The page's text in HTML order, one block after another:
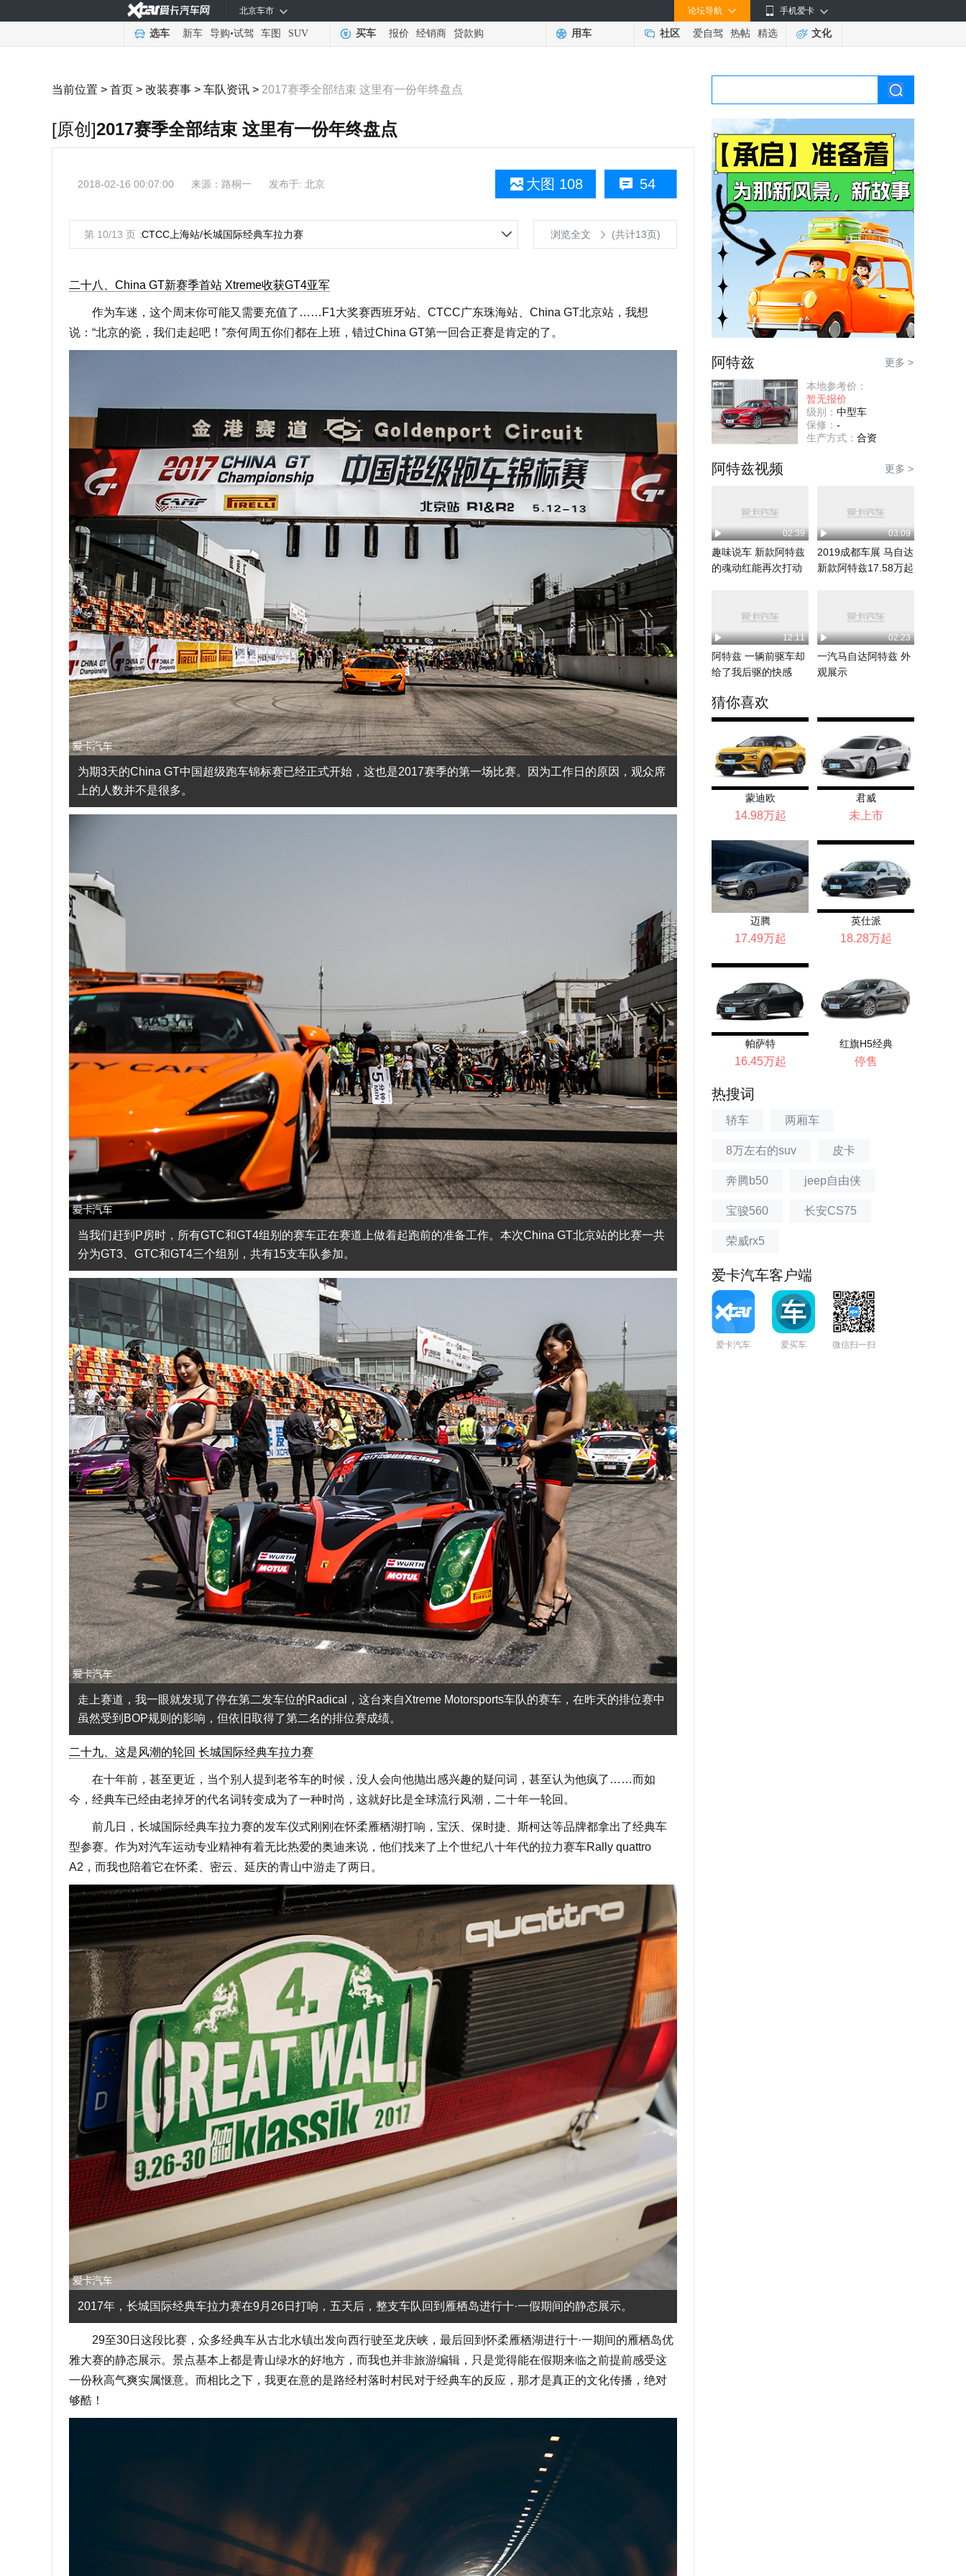
手机爱卡
论坛导航
北京车市
选车 新车 导购•试驾 车图 SUV 买车 报价 经销商 贷款购 用车 社区 爱自驾 热帖 精选 文化
当前位置 > 首页 > 改装赛事 > 车队资讯 > 2017赛季全部结束 这里有一份年终盘点
[原创]2017赛季全部结束 这里有一份年终盘点
54
大图 108
2018-02-16 00:07:00 来源： 路桐一 发布于: 北京
第 10/13 页：CTCC上海站/长城国际经典车拉力赛 浏览全文 (共计13页)
二十八、China GT新赛季首站 Xtreme收获GT4亚军
作为车迷，这个周末你可能又需要充值了……F1大奖赛西班牙站、CTCC广东珠海站、China GT北京站，我想
说：“北京的瓷，我们走起吧！”奈何周五你们都在上班，错过China GT第一回合正赛是肯定的了。
为期3天的China GT中国超级跑车锦标赛已经正式开始，这也是2017赛季的第一场比赛。因为工作日的原因，观众席
上的人数并不是很多。
当我们赶到P房时，所有GTC和GT4组别的赛车正在赛道上做着起跑前的准备工作。本次China GT北京站的比赛一共
分为GT3、GTC和GT4三个组别，共有15支车队参加。
走上赛道，我一眼就发现了停在第二发车位的Radical，这台来自Xtreme Motorsports车队的赛车，在昨天的排位赛中
虽然受到BOP规则的影响，但依旧取得了第二名的排位赛成绩。
二十九、这是风潮的轮回 长城国际经典车拉力赛
在十年前，甚至更近，当个别人提到老爷车的时候，没人会向他抛出感兴趣的疑问词，甚至认为他疯了……而如
今，经典车已经由老掉牙的代名词转变成为了一种时尚，这就好比是全球流行风潮，二十年一轮回。
前几日，长城国际经典车拉力赛的发车仪式刚刚在怀柔雁栖湖打响，宝沃、保时捷、斯柯达等品牌都拿出了经典车
型参赛。作为对汽车运动专业精神有着无比热爱的奥迪来说，他们找来了上个世纪八十年代的拉力赛车Rally quattro
A2，而我也陪着它在怀柔、密云、延庆的青山中游走了两日。
2017年，长城国际经典车拉力赛在9月26日打响，五天后，整支车队回到雁栖岛进行十·一假期间的静态展示。
29至30日这段比赛，众多经典车从古北水镇出发向西行驶至龙庆峡，最后回到怀柔雁栖湖进行十·一期间的雁栖岛优
雅大赛的静态展示。景点基本上都是青山绿水的好地方，而我也并非旅游编辑，只是觉得能在假期来临之前提前感受这
一份秋高气爽实属惬意。而相比之下，我更在意的是路经村落时村民对于经典车的反应，那才是真正的文化传播，绝对
够酷！
阿特兹 更多 >
本地参考价：
暂无报价
级别： 中型车
保修： -
生产方式： 合资
阿特兹视频 更多 >
02:39
趣味说车 新款阿特兹
的魂动红能再次打动
03:09
2019成都车展 马自达
新款阿特兹17.58万起
12:11
阿特兹 一辆前驱车却
给了我后驱的快感
02:23
一汽马自达阿特兹 外
观展示
猜你喜欢
蒙迪欧
14.98万起
君威
未上市
迈腾
17.49万起
英仕派
18.28万起
帕萨特
16.45万起
红旗H5经典
停售
热搜词
轿车 两厢车
8万左右的suv 皮卡
奔腾b50 jeep自由侠
宝骏560 长安CS75
荣威rx5
爱卡汽车客户端
爱卡汽车 爱买车 微信扫一扫